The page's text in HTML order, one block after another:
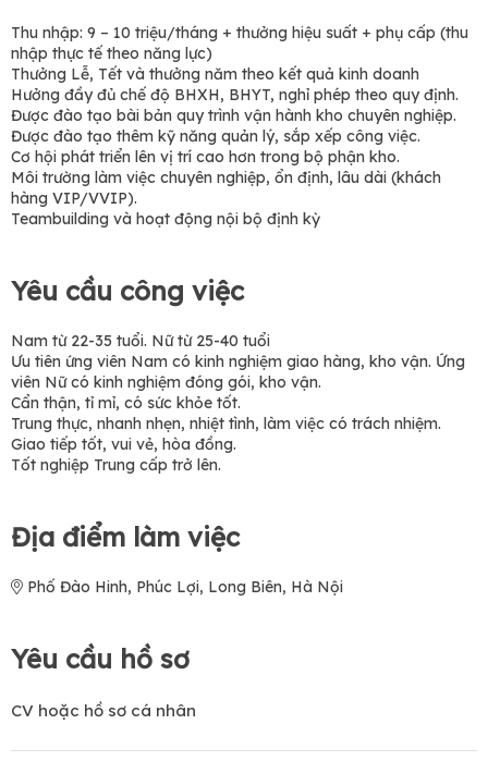
Thu nhập: 9 – 10 triệu/tháng + thưởng hiệu suất + phụ cấp (thu
nhập thực tế theo năng lực)
Thưởng Lễ, Tết và thưởng năm theo kết quả kinh doanh
Hưởng đầy đủ chế độ BHXH, BHYT, nghỉ phép theo quy định.
Được đào tạo bài bản quy trình vận hành kho chuyên nghiệp.
Được đào tạo thêm kỹ năng quản lý, sắp xếp công việc.
Cơ hội phát triển lên vị trí cao hơn trong bộ phận kho.
Môi trường làm việc chuyên nghiệp, ổn định, lâu dài (khách
hàng VIP/VVIP).
Teambuilding và hoạt động nội bộ định kỳ
Yêu cầu công việc
Nam từ 22-35 tuổi. Nữ từ 25-40 tuổi
Ưu tiên ứng viên Nam có kinh nghiệm giao hàng, kho vận. Ứng
viên Nữ có kinh nghiệm đóng gói, kho vận.
Cẩn thận, tỉ mỉ, có sức khỏe tốt.
Trung thực, nhanh nhẹn, nhiệt tình, làm việc có trách nhiệm.
Giao tiếp tốt, vui vẻ, hòa đồng.
Tốt nghiệp Trung cấp trở lên.
Địa điểm làm việc
Phố Đào Hinh, Phúc Lợi, Long Biên, Hà Nội
Yêu cầu hồ sơ
CV hoặc hồ sơ cá nhân